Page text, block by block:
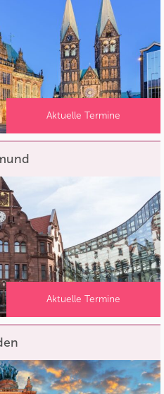
Aktuelle Termine
Aktuelle Termine